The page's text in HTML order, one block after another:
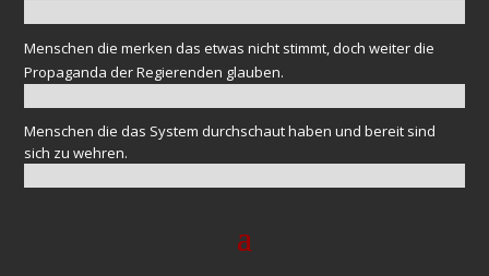
Menschen die merken das etwas nicht stimmt, doch weiter die
Propaganda der Regierenden glauben.
Menschen die das System durchschaut haben und bereit sind
sich zu wehren.